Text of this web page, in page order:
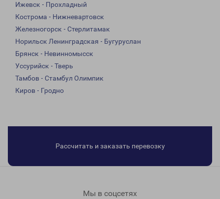
Ижевск - Прохладный
Кострома - Нижневартовск
Железногорск - Стерлитамак
Норильск Ленинградская - Бугуруслан
Брянск - Невинномысск
Уссурийск - Тверь
Тамбов - Стамбул Олимпик
Киров - Гродно
Рассчитать и заказать перевозку
Мы в соцсетях